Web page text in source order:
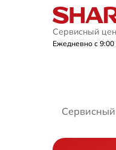
Сервисный
Ежедневно с 9:00